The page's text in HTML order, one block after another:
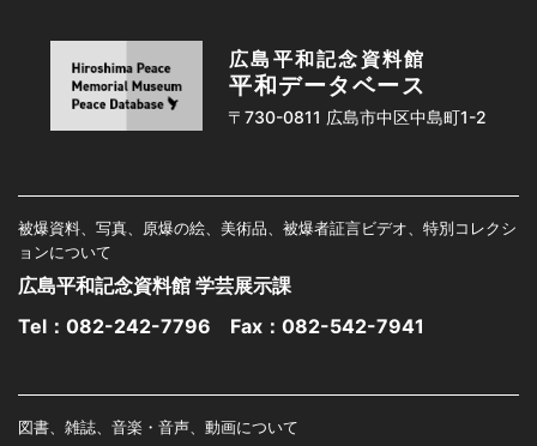
広島平和記念資料館
平和データベース
〒730-0811 広島市中区中島町1-2
被爆資料、写真、原爆の絵、美術品、被爆者証言ビデオ、特別コレクシ
ョンについて
広島平和記念資料館 学芸展示課
Tel： 082-242-7796 Fax：082-542-7941
図書、雑誌、音楽・音声、動画について